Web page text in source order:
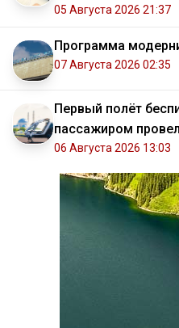
05 Августа 2026 21:37
Программа
07 Августа 2026 02:35
Первый полёт
пассажиром
06 Августа 2026 13:03